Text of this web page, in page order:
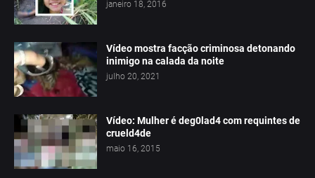
janeiro 18, 2016
Vídeo mostra facção criminosa detonando
inimigo na calada da noite
julho 20, 2021
Vídeo: Mulher é deg0lad4 com requintes de
crueld4de
maio 16, 2015